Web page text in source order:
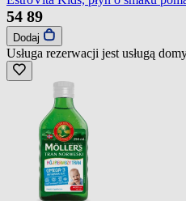
54 89
Dodaj
Usługa rezerwacji jest usługą